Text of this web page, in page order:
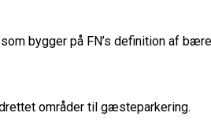
bygger på FN’s definition af
områder til gæsteparkering.